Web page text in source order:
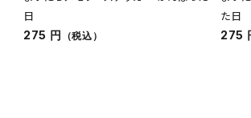
日
275 円 （税込）
た日
275